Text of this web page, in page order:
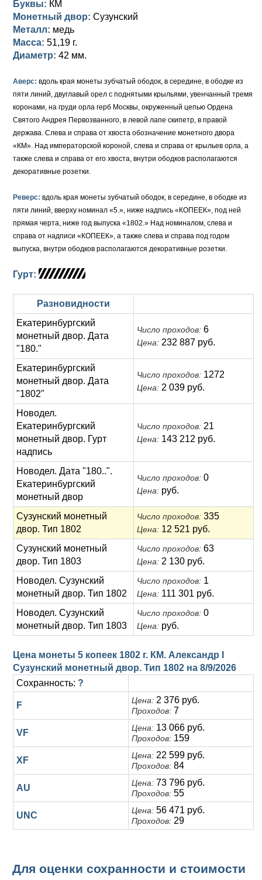
Русско-Польские
Для Польши
Для Грузии
Для Польши
Медь
Серебро
Медь
Для Молдавии и Валахии
Таврические монеты
Елизавета I (1741-1762)
Золото
Медь
Для Пруссии
Альбертусталер
Иоанн Антонович (1740-1741)
Петр II (1727-1730)
Екатерина I (1725-1727)
Петр I (1682-1725)
Золото
Медь
Для Речи Посполитой
Буквы: КМ
Монетный двор: Сузунский
Металл: медь
Масса: 51,19 г.
Диаметр: 42 мм.
Аверс: вдоль края монеты зубчатый ободок, в середине, в ободке из
пяти линий, двуглавый орел с поднятыми крыльями, увенчанный тремя
коронами, на груди орла герб Москвы, окруженный цепью Ордена
Святого Андрея Первозванного, в левой лапе скипетр, в правой
держава. Слева и справа от хвоста обозначение монетного двора
«КМ». Над императорской короной, слева и справа от крыльев орла, а
также слева и справа от его хвоста, внутри ободков располагаются
декоративные розетки.
Реверс: вдоль края монеты зубчатый ободок, в середине, в ободке из
пяти линий, вверху номинал «5.», ниже надпись «КОПЕЕК», под ней
прямая черта, ниже год выпуска «1802.» Над номиналом, слева и
справа от надписи «КОПЕЕК», а также слева и справа под годом
выпуска, внутри ободков располагаются декоративные розетки.
Гурт:
Разновидности
Екатеринбургский
монетный двор. Дата
"180."
Число проходов: 6
Цена: 232 887 руб.
Екатеринбургский
монетный двор. Дата
"1802"
Число проходов: 1272
Цена: 2 039 руб.
Новодел.
Екатеринбургский
монетный двор. Гурт
надпись
Число проходов: 21
Цена: 143 212 руб.
Новодел. Дата "180..".
Екатеринбургский
монетный двор
Число проходов: 0
Цена: руб.
Сузунский монетный
двор. Тип 1802
Число проходов: 335
Цена: 12 521 руб.
Сузунский монетный
двор. Тип 1803
Число проходов: 63
Цена: 2 130 руб.
Новодел. Сузунский
монетный двор. Тип 1802
Число проходов: 1
Цена: 111 301 руб.
Новодел. Сузунский
монетный двор. Тип 1803
Число проходов: 0
Цена: руб.
Цена монеты 5 копеек 1802 г. КМ. Александр I
Сузунский монетный двор. Тип 1802 на 8/9/2026
Сохранность: ?
F Цена: 2 376 руб.
Проходов: 7
VF Цена: 13 066 руб.
Проходов: 159
XF Цена: 22 599 руб.
Проходов: 84
AU Цена: 73 796 руб.
Проходов: 55
UNC Цена: 56 471 руб.
Проходов: 29
Для оценки сохранности и стоимости